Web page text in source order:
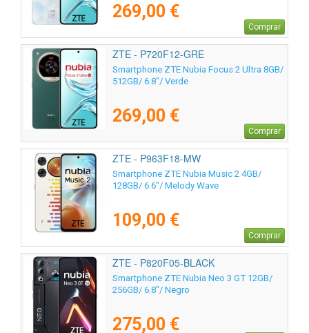
269,00 €
Comprar
ZTE - P720F12-GRE
Smartphone ZTE Nubia Focus 2 Ultra 8GB/
512GB/ 6.8"/ Verde
269,00 €
Comprar
ZTE - P963F18-MW
Smartphone ZTE Nubia Music 2 4GB/
128GB/ 6.6"/ Melody Wave
109,00 €
Comprar
ZTE - P820F05-BLACK
Smartphone ZTE Nubia Neo 3 GT 12GB/
256GB/ 6.8"/ Negro
275,00 €